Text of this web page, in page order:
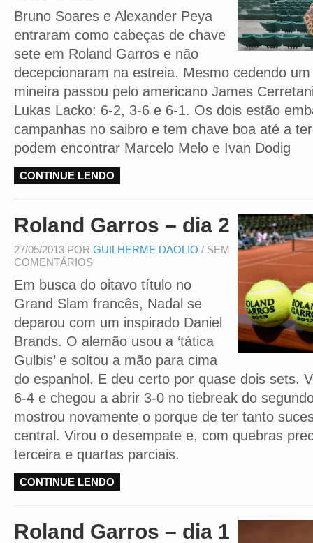
Bruno Soares e Alexander Peya
entraram como cabeças de chave
sete em Roland Garros e não
decepcionaram na estreia. Mesmo cedendo
mineira passou pelo americano James
Lukas Lacko: 6-2, 3-6 e 6-1. Os dois estão
campanhas no saibro e tem chave boa até a
podem encontrar Marcelo Melo e Ivan Dodig
CONTINUE LENDO
Roland Garros – dia 2
27/05/2013 POR GUILHERME DAOLIO / SEM
COMENTÁRIOS
Em busca do oitavo título no
Grand Slam francês, Nadal se
deparou com um inspirado Daniel
Brands. O alemão usou a ‘tática
Gulbis’ e soltou a mão para cima
do espanhol. E deu certo por quase dois sets.
6-4 e chegou a abrir 3-0 no tiebreak do
mostrou novamente o porque de ter tanto
central. Virou o desempate e, com quebras
terceira e quartas parciais.
CONTINUE LENDO
Roland Garros – dia 1